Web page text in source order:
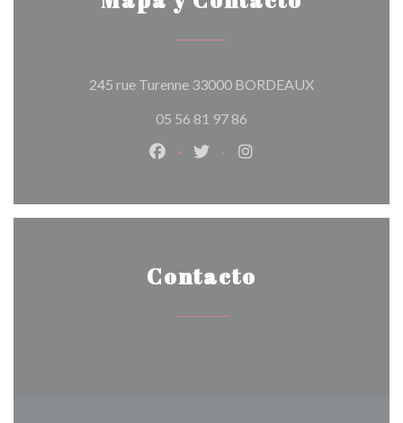
245 rue Turenne 33000 BORDEAUX((abre en una
05 56 81 97 86
Facebook ((abre en una nueva
Twitter ((abre en una nueva
Instagram ((abre en
Contacto